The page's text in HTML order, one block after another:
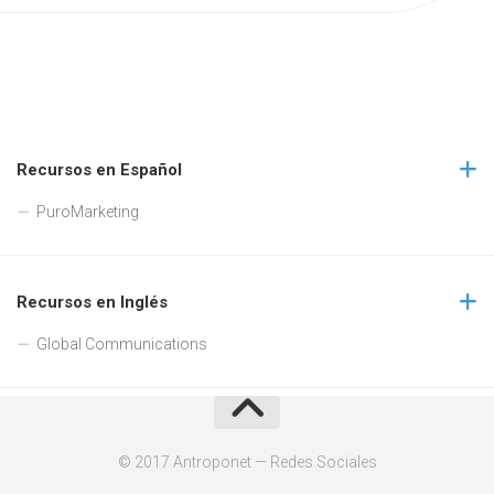
Recursos en Español
PuroMarketing
Recursos en Inglés
Global Communications
© 2017 Antroponet — Redes Sociales